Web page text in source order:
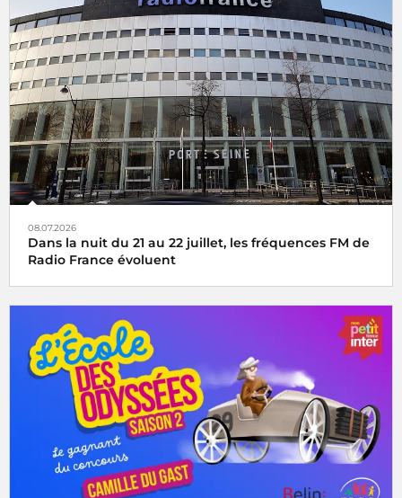
08.07.2026
Dans la nuit du 21 au 22 juillet, les fréquences FM de
Radio France évoluent